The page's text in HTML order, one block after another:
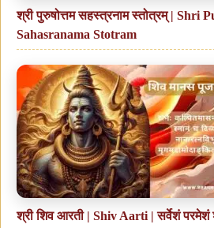
श्री पुरुषोत्तम सहस्त्रनाम स्तोत्रम् | Shri
Sahasranama Stotram
श्री शिव आरती | Shiv Aarti | सर्वेशं परमेशं